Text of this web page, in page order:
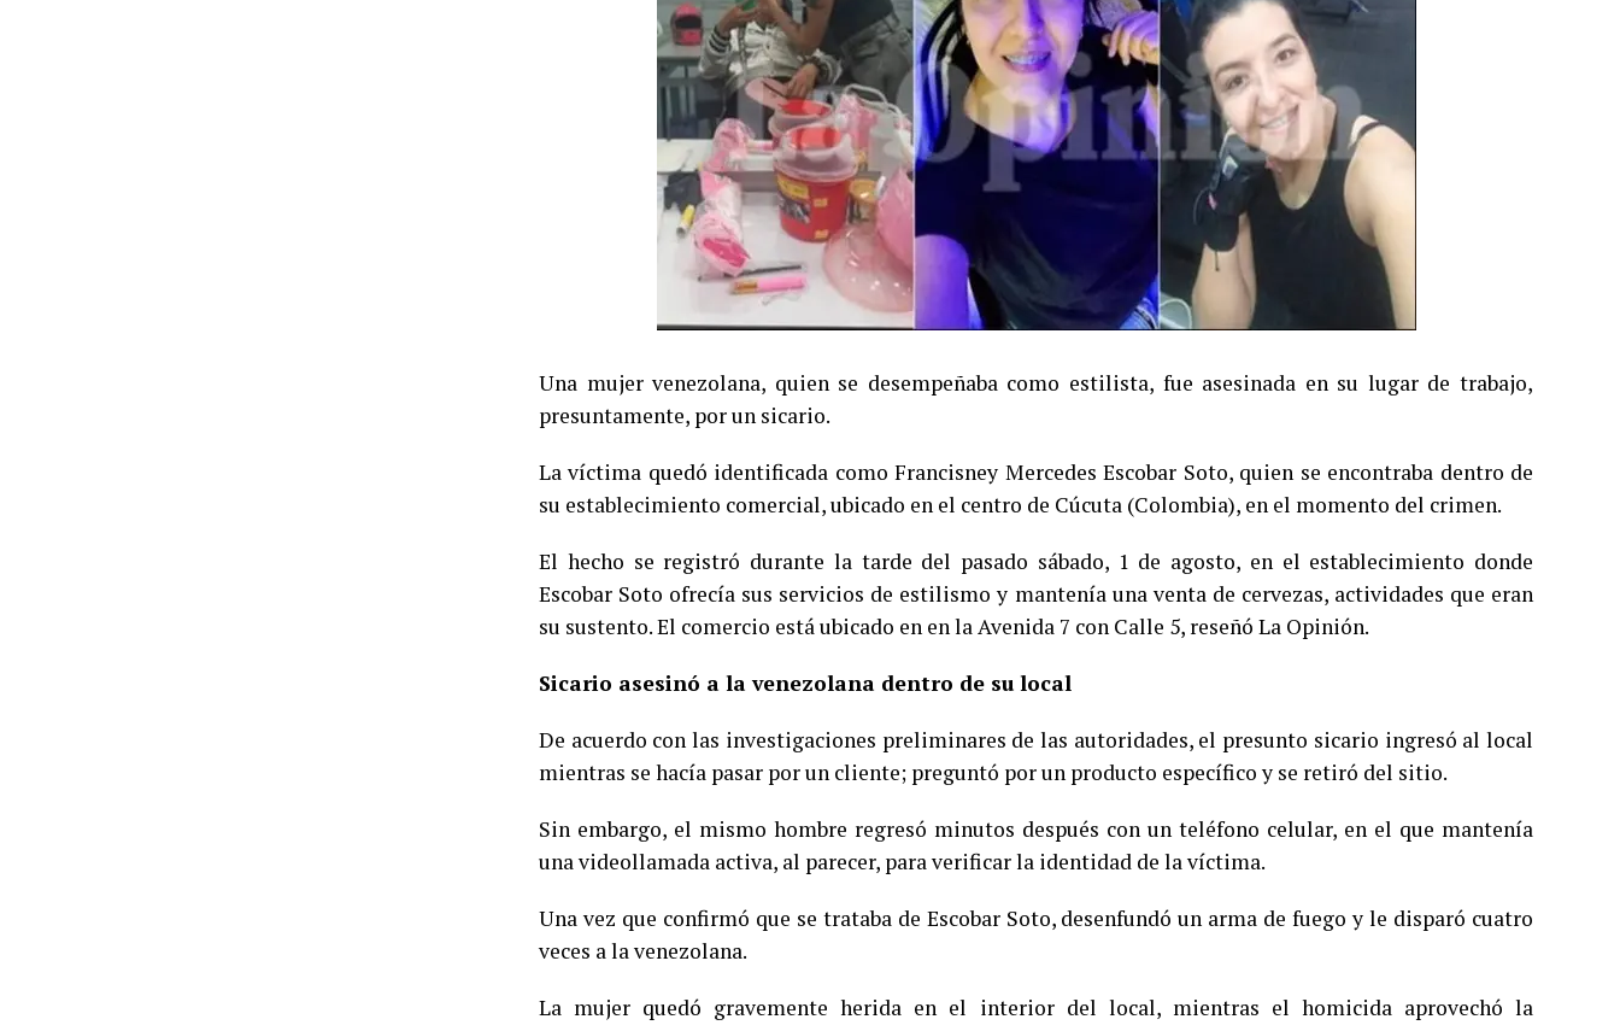
Una mujer venezolana, quien se desempeñaba como estilista, fue asesinada en su lugar de trabajo,
presuntamente, por un sicario.
La víctima quedó identificada como Francisney Mercedes Escobar Soto, quien se encontraba dentro de
su establecimiento comercial, ubicado en el centro de Cúcuta (Colombia), en el momento del crimen.
El hecho se registró durante la tarde del pasado sábado, 1 de agosto, en el establecimiento donde
Escobar Soto ofrecía sus servicios de estilismo y mantenía una venta de cervezas, actividades que eran
su sustento. El comercio está ubicado en en la Avenida 7 con Calle 5, reseñó La Opinión.
Sicario asesinó a la venezolana dentro de su local
De acuerdo con las investigaciones preliminares de las autoridades, el presunto sicario ingresó al local
mientras se hacía pasar por un cliente; preguntó por un producto específico y se retiró del sitio.
Sin embargo, el mismo hombre regresó minutos después con un teléfono celular, en el que mantenía
una videollamada activa, al parecer, para verificar la identidad de la víctima.
Una vez que confirmó que se trataba de Escobar Soto, desenfundó un arma de fuego y le disparó cuatro
veces a la venezolana.
La mujer quedó gravemente herida en el interior del local, mientras el homicida aprovechó la